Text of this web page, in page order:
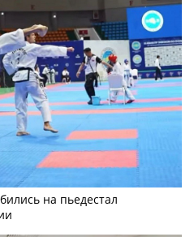
на пьедестал